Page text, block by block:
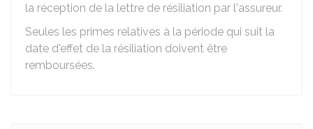
la réception de la lettre de résiliation par l'assureur.
Seules les primes relatives à la période qui suit la
date d'effet de la résiliation doivent être
remboursées.